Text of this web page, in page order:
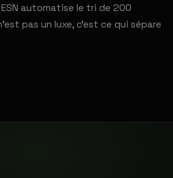
automatise le tri de 200
pas un luxe, c'est ce qui sépare